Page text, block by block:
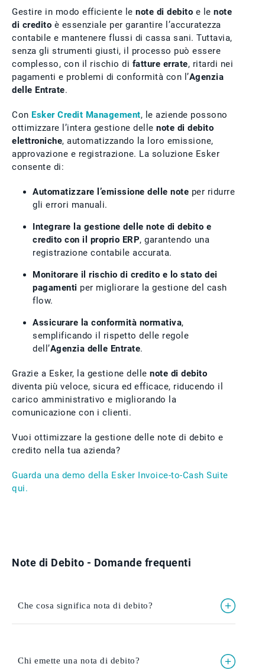
Gestire in modo efficiente le note di debito e le note
di credito è essenziale per garantire l’accuratezza
contabile e mantenere flussi di cassa sani. Tuttavia,
senza gli strumenti giusti, il processo può essere
complesso, con il rischio di fatture errate, ritardi nei
pagamenti e problemi di conformità con l’Agenzia
delle Entrate.
Con Esker Credit Management, le aziende possono
ottimizzare l’intera gestione delle note di debito
elettroniche, automatizzando la loro emissione,
approvazione e registrazione. La soluzione Esker
consente di:
Automatizzare l’emissione delle note per ridurre
gli errori manuali.
Integrare la gestione delle note di debito e
credito con il proprio ERP, garantendo una
registrazione contabile accurata.
Monitorare il rischio di credito e lo stato dei
pagamenti per migliorare la gestione del cash
flow.
Assicurare la conformità normativa,
semplificando il rispetto delle regole
dell’Agenzia delle Entrate.
Grazie a Esker, la gestione delle note di debito
diventa più veloce, sicura ed efficace, riducendo il
carico amministrativo e migliorando la
comunicazione con i clienti.
Vuoi ottimizzare la gestione delle note di debito e
credito nella tua azienda?
Guarda una demo della Esker Invoice-to-Cash Suite
qui.
Note di Debito - Domande frequenti
Che cosa significa nota di debito?
Chi emette una nota di debito?